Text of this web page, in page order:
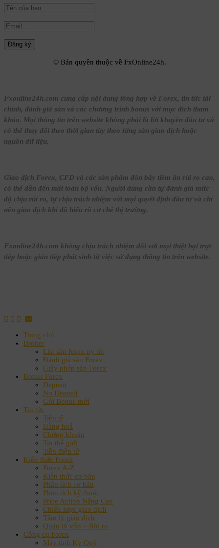
© Bản quyền thuộc về FxOnline24h.
Fxonline24h.com cung cấp nội dung tổng hợp về Forex, tin tức tài
chính, đánh giá sàn và các chương trình bonus với mục đích tham
khảo. Mọi thông tin trên website không phải là lời khuyên đầu tư và
có thể thay đổi theo thời gian tùy theo từng sàn giao dịch hoặc
nguồn dữ liệu.
Giao dịch Forex, CFD và các sản phẩm đòn bẩy tiềm ẩn rủi ro cao,
có thể dẫn đến mất toàn bộ vốn. Người dùng cần tự đánh giá mức
độ chịu rủi ro, tự chịu trách nhiệm với mọi quyết định đầu tư và chỉ
nên giao dịch khi đã hiểu rõ cơ chế thị trường.
Fxonline24h.com không chịu trách nhiệm đối với mọi thiệt hại trực
tiếp hoặc gián tiếp phát sinh từ việc sử dụng thông tin trên website.
Trang chủ
Broker
List sàn forex uy tín
Đánh giá sàn Forex
Giấy phép sàn Forex
Bonus Forex
Deposit
No Deposit
Gửi Bonus mới
Tin tức
Tiền tệ
Hàng hoá
Chứng khoán
Tin thế giới
Tiền điện tử
Kiến thức Forex
Forex A-Z
Kiến thức cơ bản
Phân tích cơ bản
Phân tích kỹ thuật
Price Action Nâng Cao
Chiến lược giao dịch
Tâm lý giao dịch
Quản lý vốn – Rủi ro
Công cụ Forex
Máy tính Ký Quỹ